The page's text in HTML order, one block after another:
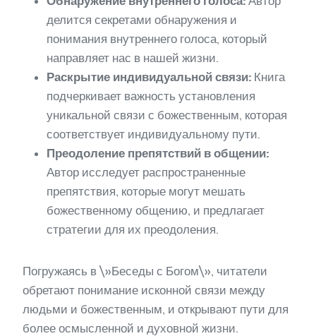
делится секретами обнаружения и
понимания внутреннего голоса, который
направляет нас в нашей жизни.
Раскрытие индивидуальной связи: Книга
подчеркивает важность установления
уникальной связи с божественным, которая
соответствует индивидуальному пути.
Преодоление препятствий в общении:
Автор исследует распространенные
препятствия, которые могут мешать
божественному общению, и предлагает
стратегии для их преодоления.
Погружаясь в \»Беседы с Богом\», читатели
обретают понимание исконной связи между
людьми и божественным, и открывают пути для
более осмысленной и духовной жизни.